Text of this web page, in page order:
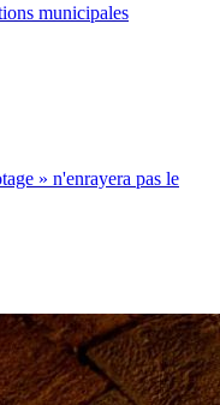
municipales
» n'enrayera pas le